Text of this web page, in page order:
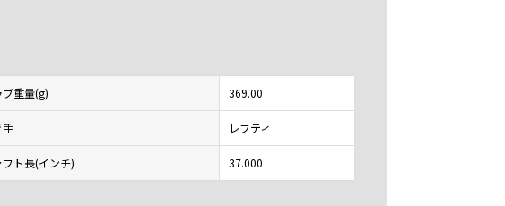
ブ重量(g) 369.00
手 レフティ
フト長(インチ) 37.000